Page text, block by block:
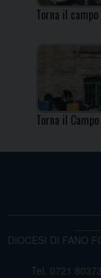
Torna il
Torna il
DIOCESI DI FANO
Tel. 0721